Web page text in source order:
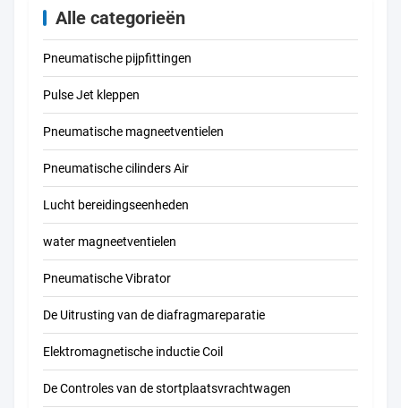
Alle categorieën
Pneumatische pijpfittingen
Pulse Jet kleppen
Pneumatische magneetventielen
Pneumatische cilinders Air
Lucht bereidingseenheden
water magneetventielen
Pneumatische Vibrator
De Uitrusting van de diafragmareparatie
Elektromagnetische inductie Coil
De Controles van de stortplaatsvrachtwagen